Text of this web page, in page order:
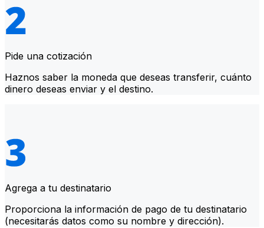
Pide una cotización
Haznos saber la moneda que deseas transferir, cuánto
dinero deseas enviar y el destino.
Agrega a tu destinatario
Proporciona la información de pago de tu destinatario
(necesitarás datos como su nombre y dirección).